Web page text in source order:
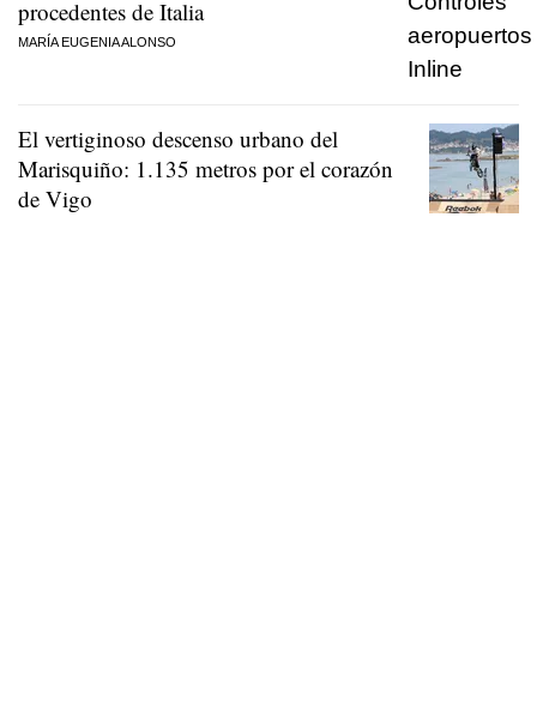
procedentes de Italia
MARÍA EUGENIA ALONSO
El vertiginoso descenso urbano del
Marisquiño: 1.135 metros por el corazón
de Vigo